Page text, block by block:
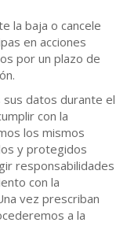
la baja o cancele
en acciones
por un plazo de
datos durante el
con la
los mismos
y protegidos
responsabilidades
con la
vez prescriban
a la